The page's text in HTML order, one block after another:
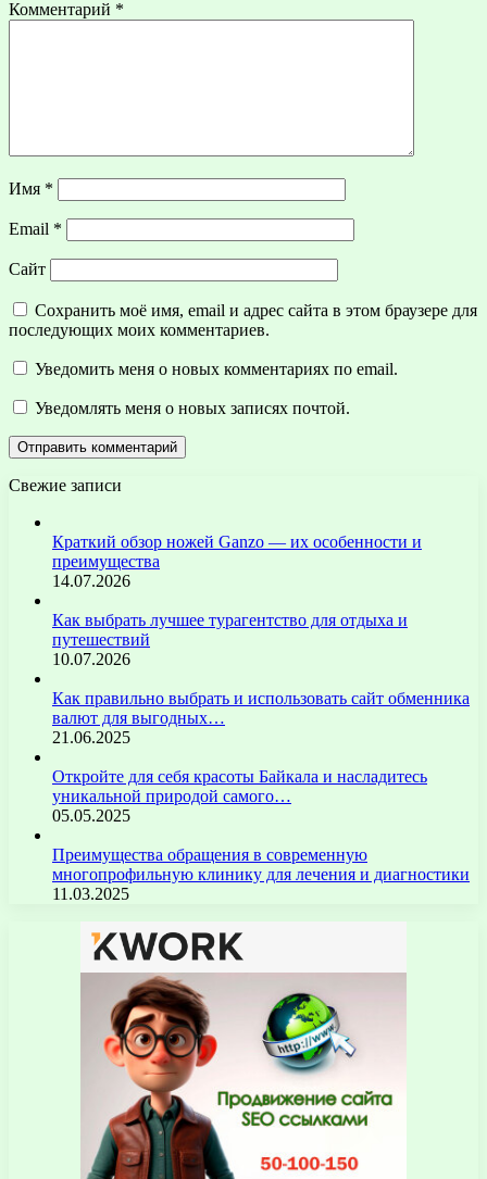
Комментарий *
Имя *
Email *
Сайт
Сохранить моё имя, email и адрес сайта в этом браузере для
последующих моих комментариев.
Уведомить меня о новых комментариях по email.
Уведомлять меня о новых записях почтой.
Свежие записи
Краткий обзор ножей Ganzo — их особенности и
преимущества
14.07.2026
Как выбрать лучшее турагентство для отдыха и
путешествий
10.07.2026
Как правильно выбрать и использовать сайт обменника
валют для выгодных…
21.06.2025
Откройте для себя красоты Байкала и насладитесь
уникальной природой самого…
05.05.2025
Преимущества обращения в современную
многопрофильную клинику для лечения и диагностики
11.03.2025